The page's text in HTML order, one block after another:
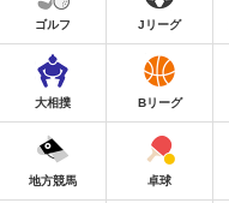
ゴルフ Jリーグ
大相撲 Bリーグ
地方競馬 卓球